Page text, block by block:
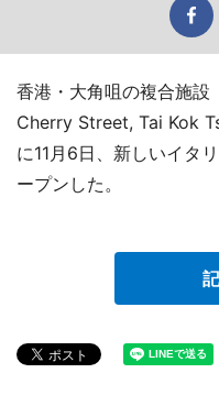
香港・大角咀の複合施設
Cherry Street, Tai Kok
に11月6日、新しいイタ
ープンした。